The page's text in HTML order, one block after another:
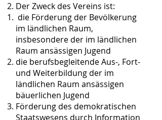
Der Zweck des Vereins ist:
die Förderung der Bevölkerung
im ländlichen Raum,
insbesondere der im ländlichen
Raum ansässigen Jugend
die berufsbegleitende Aus-, Fort-
und Weiterbildung der im
ländlichen Raum ansässigen
bäuerlichen Jugend
Förderung des demokratischen
Staatswesens durch Information